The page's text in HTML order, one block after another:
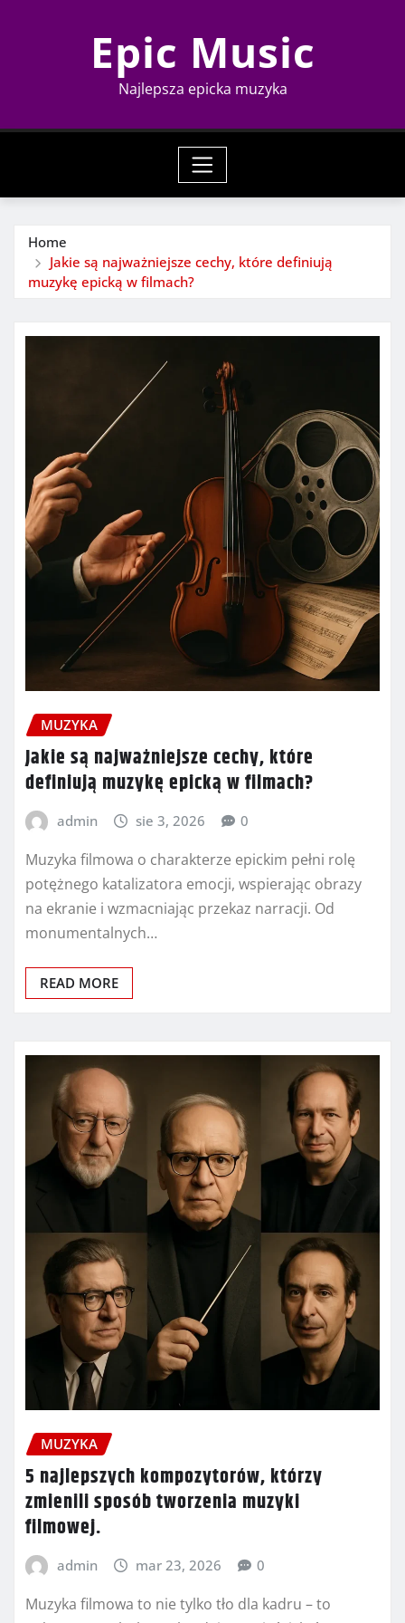
Epic Music
Najlepsza epicka muzyka
Home
Jakie są najważniejsze cechy, które definiują
muzykę epicką w filmach?
MUZYKA
Jakie są najważniejsze cechy, które
definiują muzykę epicką w filmach?
admin sie 3, 2026 0
Muzyka filmowa o charakterze epickim pełni rolę
potężnego katalizatora emocji, wspierając obrazy
na ekranie i wzmacniając przekaz narracji. Od
monumentalnych…
READ MORE
MUZYKA
5 najlepszych kompozytorów, którzy
zmienili sposób tworzenia muzyki
filmowej.
admin mar 23, 2026 0
Muzyka filmowa to nie tylko tło dla kadru – to